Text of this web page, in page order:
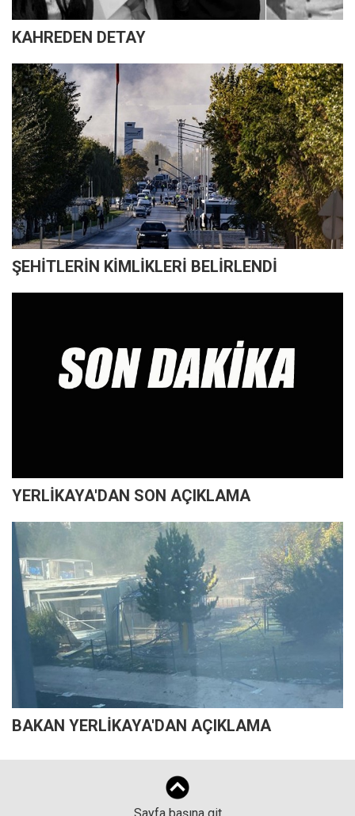
KAHREDEN DETAY
ŞEHİTLERİN KİMLİKLERİ BELİRLENDİ
YERLİKAYA'DAN SON AÇIKLAMA
BAKAN YERLİKAYA'DAN AÇIKLAMA